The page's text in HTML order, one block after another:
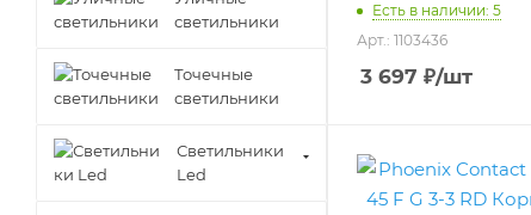
Есть в наличии: 5
Арт.: 1103436
3 697 ₽/шт
светильники
Точечные
светильники
Светильники
Led